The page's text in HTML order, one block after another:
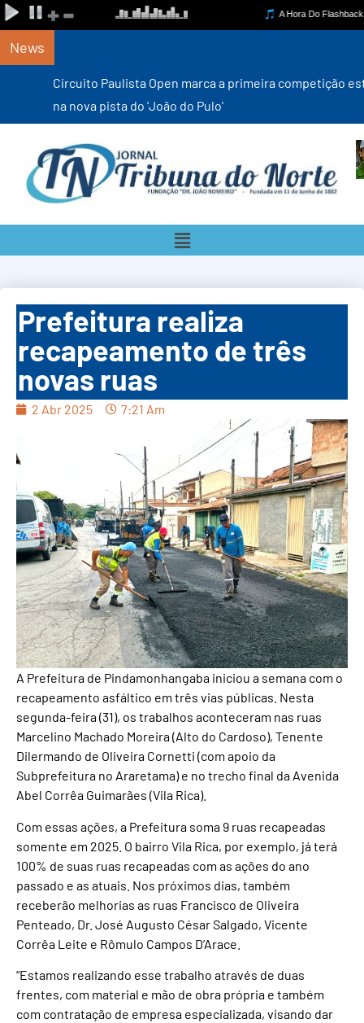
News
Circuito Paulista Open marca a primeira competição estadual
na nova pista do ‘João do Pulo’
Prefeitura realiza
recapeamento de três
novas ruas
2 Abr 2025 7:21 Am
A Prefeitura de Pindamonhangaba iniciou a semana com o
recapeamento asfáltico em três vias públicas. Nesta
segunda-feira (31), os trabalhos aconteceram nas ruas
Marcelino Machado Moreira (Alto do Cardoso), Tenente
Dilermando de Oliveira Cornetti (com apoio da
Subprefeitura no Araretama) e no trecho final da Avenida
Abel Corrêa Guimarães (Vila Rica).
Com essas ações, a Prefeitura soma 9 ruas recapeadas
somente em 2025. O bairro Vila Rica, por exemplo, já terá
100% de suas ruas recapeadas com as ações do ano
passado e as atuais. Nos próximos dias, também
receberão melhorias as ruas Francisco de Oliveira
Penteado, Dr. José Augusto César Salgado, Vicente
Corrêa Leite e Rômulo Campos D’Arace.
“Estamos realizando esse trabalho através de duas
frentes, com material e mão de obra própria e também
com contratação de empresa especializada, visando dar